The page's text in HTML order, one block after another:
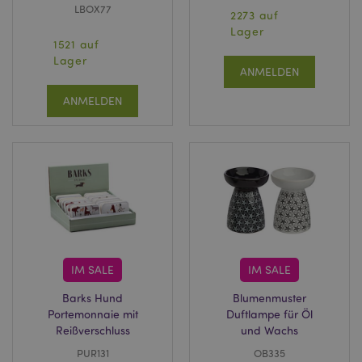
LBOX77
1521 auf
Lager
ANMELDEN
2273 auf
Lager
ANMELDEN
IM SALE
Barks Hund
Portemonnaie mit
Reißverschluss
PUR131
IM SALE
Blumenmuster
Duftlampe für Öl
und Wachs
OB335
PHPSESSID
.www.puckator.de
www.puckator.de
Datenschutzbestimmungen von Google